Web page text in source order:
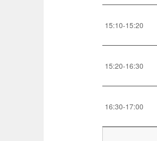
15:10-15:20
15:20-16:30
16:30-17:00